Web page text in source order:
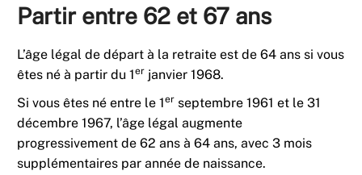
Partir entre 62 et 67 ans
L’âge légal de départ à la retraite est de 64 ans si vous
êtes né à partir du 1er janvier 1968.
Si vous êtes né entre le 1er septembre 1961 et le 31
décembre 1967, l’âge légal augmente
progressivement de 62 ans à 64 ans, avec 3 mois
supplémentaires par année de naissance.